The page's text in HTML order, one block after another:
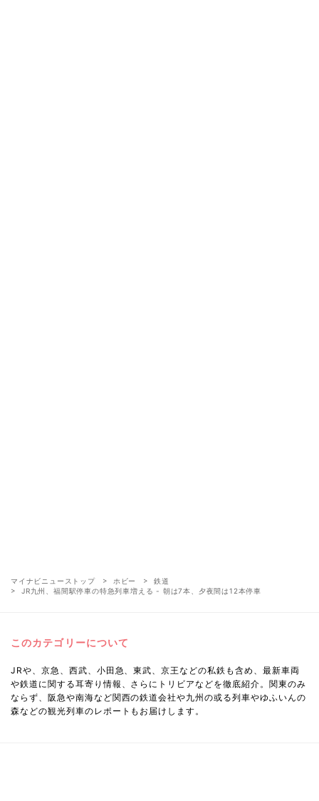
マイナビニューストップ ホビー
鉄道
JR九州、福間駅停車の特急列車増える - 朝は7本、夕夜間は12本停車
このカテゴリーについて
JRや、京急、西武、小田急、東武、京王などの私鉄も含め、最新車両
や鉄道に関する耳寄り情報、さらにトリビアなどを徹底紹介。関東のみ
ならず、阪急や南海など関西の鉄道会社や九州の或る列車やゆふいんの
森などの観光列車のレポートもお届けします。